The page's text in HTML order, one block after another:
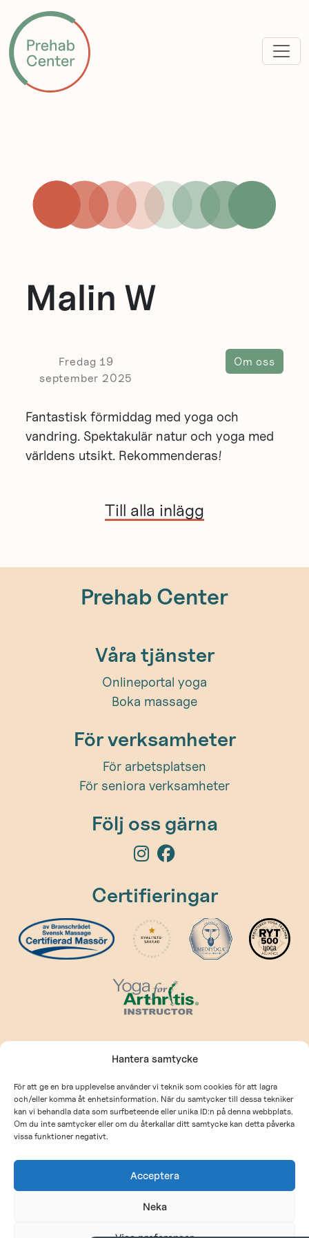
Hantera samtycke
För att ge en bra upplevelse använder vi teknik som cookies för att lagra
och/eller komma åt enhetsinformation. När du samtycker till dessa tekniker
kan vi behandla data som surfbeteende eller unika ID:n på denna webbplats.
Om du inte samtycker eller om du återkallar ditt samtycke kan detta påverka
vissa funktioner negativt.
Acceptera
Neka
Malin W
Fredag 19
september 2025
Om oss
Fantastisk förmiddag med yoga och
vandring. Spektakulär natur och yoga med
världens utsikt. Rekommenderas!
Till alla inlägg
Prehab Center
Våra tjänster
Onlineportal yoga
Boka massage
För verksamheter
För arbetsplatsen
För seniora verksamheter
Följ oss gärna
Certifieringar
Kontakt
kontakt@prehabcenter.com
Allmänna villkor